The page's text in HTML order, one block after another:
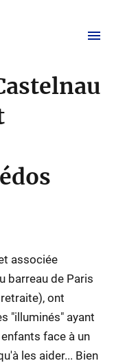
associée
barreau de Paris
ont
"illuminés" ayant
face à un
les aider... Bien